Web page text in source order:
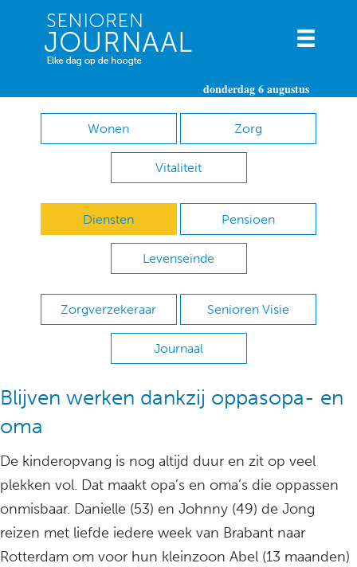
donderdag 6 augustus
Wonen Zorg
Vitaliteit
Diensten Pensioen
Levenseinde
Zorgverzekeraar Senioren Visie
Journaal
Blijven werken dankzij oppasopa- en
oma
De kinderopvang is nog altijd duur en zit op veel
plekken vol. Dat maakt opa’s en oma’s die oppassen
onmisbaar. Danielle (53) en Johnny (49) de Jong
reizen met liefde iedere week van Brabant naar
Rotterdam om voor hun kleinzoon Abel (13 maanden)